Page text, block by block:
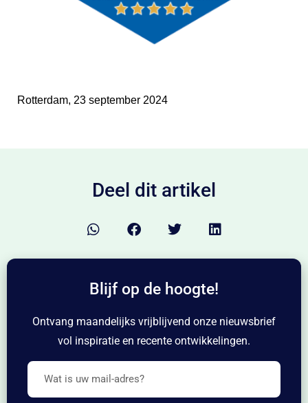
Rotterdam, 23 september 2024
Deel dit artikel
Blijf op de hoogte!
Ontvang maandelijks vrijblijvend onze nieuwsbrief
vol inspiratie en recente ontwikkelingen.